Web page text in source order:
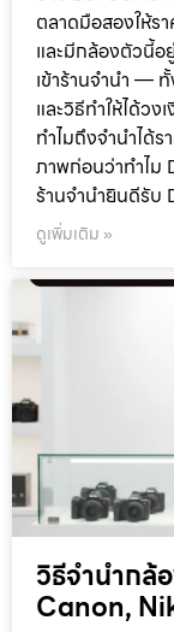
ตลาดมือสองให้ร
และมีกล้องตัวนี้
เข้าร้านจำนำ —
และวิธีทำให้ได้ว
ทำไมถึงจำนำได้
ภาพก่อนว่าทำไ
ร้านจำนำยินดีรั
ดูเพิ่มเติม »
วิธีจำนำกล้
Canon,